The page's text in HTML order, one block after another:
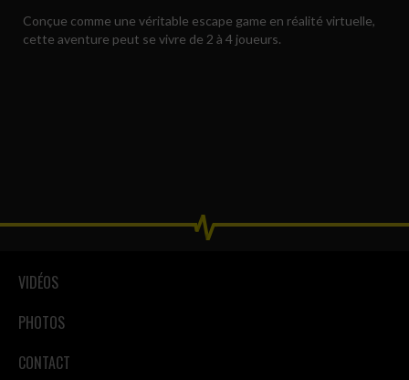
Conçue comme une véritable escape game en réalité virtuelle,
cette aventure peut se vivre de 2 à 4 joueurs.
VIDÉOS
PHOTOS
CONTACT